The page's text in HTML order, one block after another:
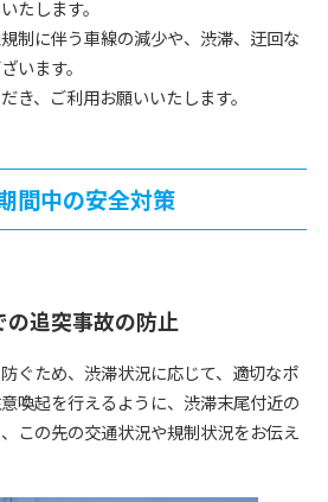
たします。
制に伴う車線の減少や、渋滞、迂回な
います。
き、ご利用お願いいたします。
間中の安全対策
の追突事故の防止
ぐため、渋滞状況に応じて、適切なポ
喚起を行えるように、渋滞末尾付近の
この先の交通状況や規制状況をお伝え